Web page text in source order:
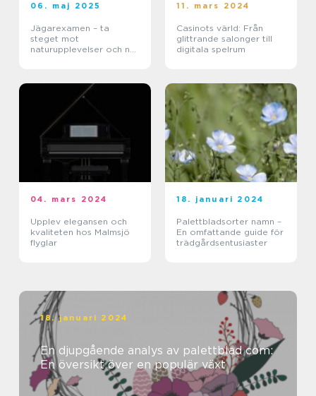
06. maj 2025
Jägarexamen – ta
steget mot
naturupplevelser och ny
11. mars 2024
Casinots värld: Från
glittrande salonger till
digitala spelrum
04. mars 2024
Upplev elegansen och
kvaliteten hos Malmsjö
flyglar
18. januari 2024
Palettbladsorter namn –
En omfattande guide för
trädgårdsentusiaster
18. januari 2024
En djupgående analys av palettblad com:
En översikt över en populär växt